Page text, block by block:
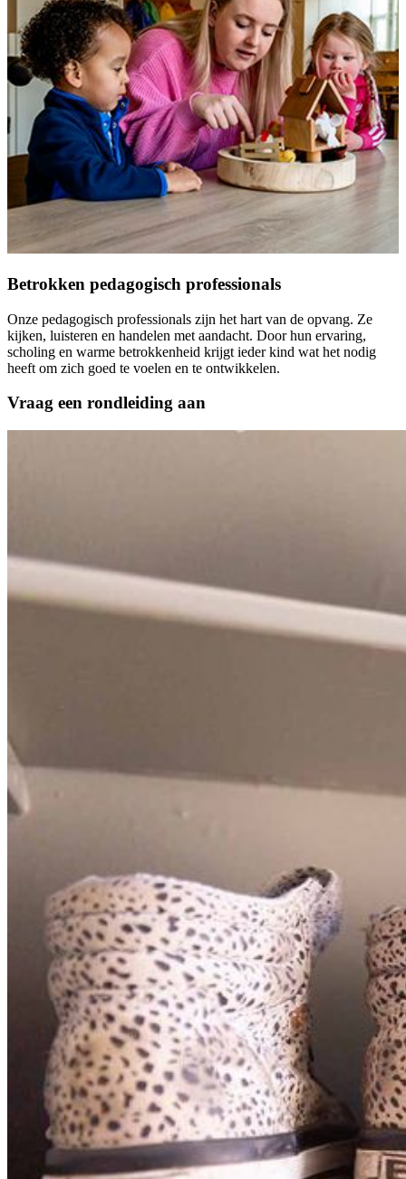
Betrokken pedagogisch professionals
Onze pedagogisch professionals zijn het hart van de opvang. Ze
kijken, luisteren en handelen met aandacht. Door hun ervaring,
scholing en warme betrokkenheid krijgt ieder kind wat het nodig
heeft om zich goed te voelen en te ontwikkelen.
Vraag een rondleiding aan